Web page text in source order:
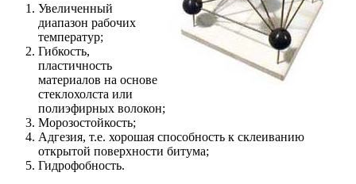
Увеличенный
диапазон рабочих
температур;
Гибкость,
пластичность
материалов на основе
стеклохолста или
полиэфирных волокон;
Морозостойкость;
Адгезия, т.е. хорошая способность к склеиванию
открытой поверхности битума;
Гидрофобность.